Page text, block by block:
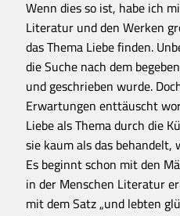
Wenn dies so ist, habe ich
Literatur und den Werken
das Thema Liebe finden.
die Suche nach dem
und geschrieben wurde.
Erwartungen enttäuscht
Liebe als Thema durch die
sie kaum als das
Es beginnt schon mit den
in der Menschen Literatur
mit dem Satz „und lebten